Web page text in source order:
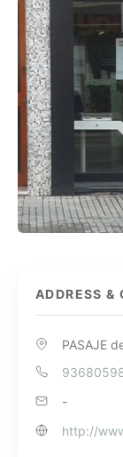
ADDRESS &
PASAJE
-
http://